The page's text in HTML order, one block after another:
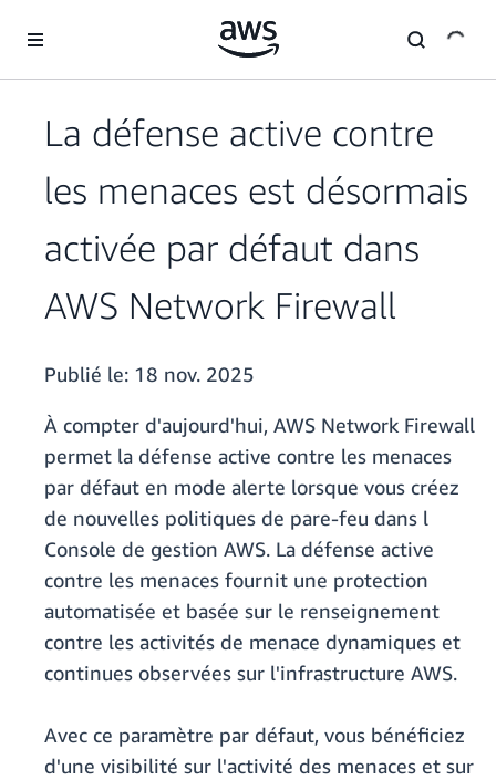
La défense active contre
les menaces est désormais
activée par défaut dans
AWS Network Firewall
Publié le: 18 nov. 2025
À compter d'aujourd'hui, AWS Network Firewall
permet la défense active contre les menaces
par défaut en mode alerte lorsque vous créez
de nouvelles politiques de pare-feu dans l
Console de gestion AWS. La défense active
contre les menaces fournit une protection
automatisée et basée sur le renseignement
contre les activités de menace dynamiques et
continues observées sur l'infrastructure AWS.
Avec ce paramètre par défaut, vous bénéficiez
d'une visibilité sur l'activité des menaces et sur